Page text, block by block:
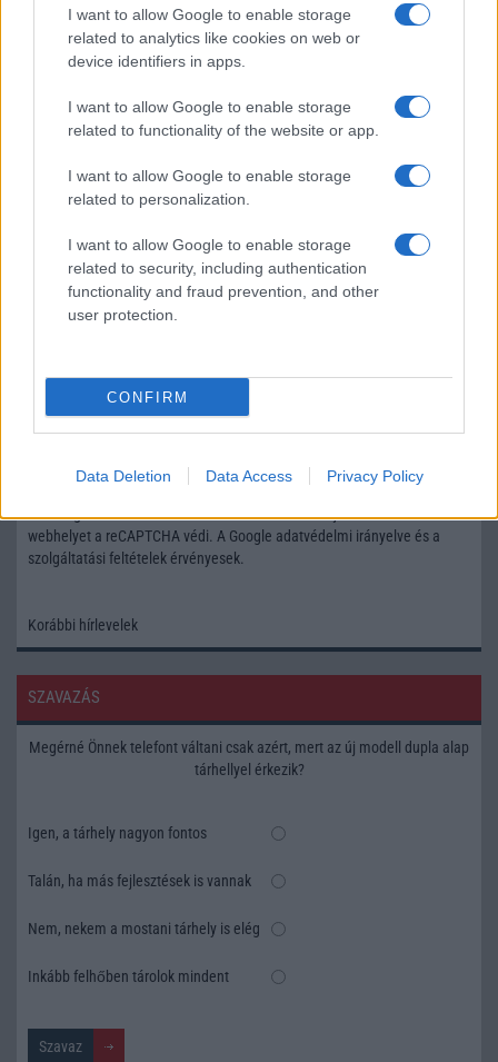
I want to allow Google to enable storage
related to analytics like cookies on web or
device identifiers in apps.
I want to allow Google to enable storage
related to functionality of the website or app.
I want to allow Google to enable storage
related to personalization.
I want to allow Google to enable storage
related to security, including authentication
functionality and fraud prevention, and other
user protection.
CONFIRM
Data Deletion Data Access Privacy Policy
TELEFONOK GYORSLISTA
Márka :
Feliratkozás a Telefonguru ingyenes hírlevelére
Elfogadom azAdatvédelmi és Adatkezelési TájékoztatótEzt a
webhelyet a reCAPTCHA védi. A Google adatvédelmi irányelve és a
szolgáltatási feltételek érvényesek.
Korábbi hírlevelek
SZAVAZÁS
Megérné Önnek telefont váltani csak azért, mert az új modell dupla alap
tárhellyel érkezik?
Igen, a tárhely nagyon fontos
Talán, ha más fejlesztések is vannak
Nem, nekem a mostani tárhely is elég
Inkább felhőben tárolok mindent